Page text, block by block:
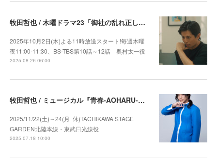
牧田哲也 / 木曜ドラマ23「御社の乱れ正します！2」10話～12話出演決定
2025年10月2日(木)よる11時放送スタート!毎週木曜
夜11:00-11:30、BS-TBS第10話～12話 奥村太一役
2025.08.26 06:00
牧田哲也 / ミュージカル『青春-AOHARU-鉄道』 コンサート Rails Live 2025 出演決定
2025/11/22(土)～24(月･休)TACHIKAWA STAGE
GARDEN北陸本線・東武日光線役
2025.07.18 10:00